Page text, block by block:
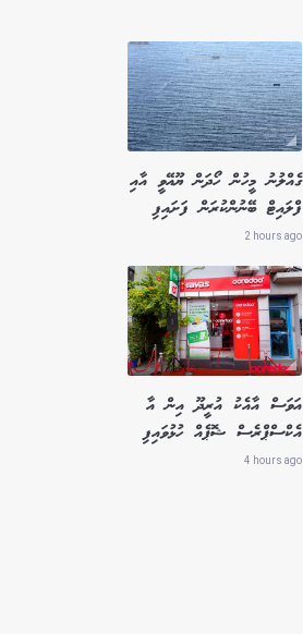
ގެއްލުނު މީހުން ހޯދަން ޔޫއޭވީ އާއި
ފްލައިޓް ބޭނުންކުރަން ފަށައިފި
2 hours ago
އަވަސް އާއެކު އުރީދޫ އިން އާ
އެކްސްޕްރެސް ޝޮޕެއް ހުޅުވައިފި
4 hours ago